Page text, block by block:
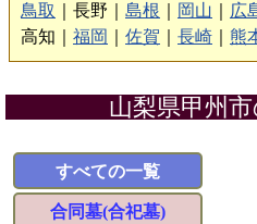
鳥取
長野｜ 島根 岡山 広
高知｜ 福岡 佐賀 長崎 熊
山梨県甲州
すべての一覧
合同墓(合祀墓)